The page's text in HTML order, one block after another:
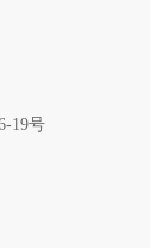
19号